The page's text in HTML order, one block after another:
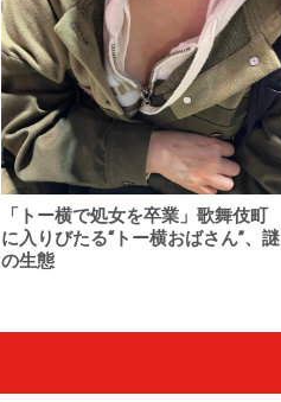
「トー横で処女を卒業」歌舞伎町
に入りびたる“トー横おばさん”、謎
の生態